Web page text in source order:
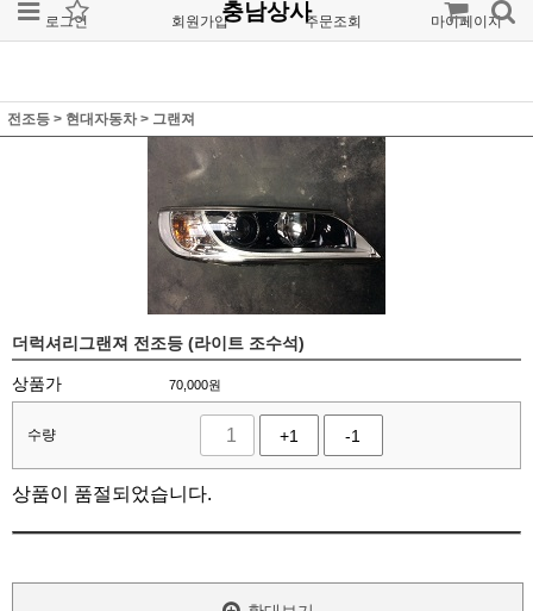
로그인 회원가입 주문조회 마이페이지
충남상사
전조등 > 현대자동차> 그랜져
더럭셔리그랜져 전조등 (라이트 조수석)
상품가 70,000원
수량 +1 -1
상품이 품절되었습니다.